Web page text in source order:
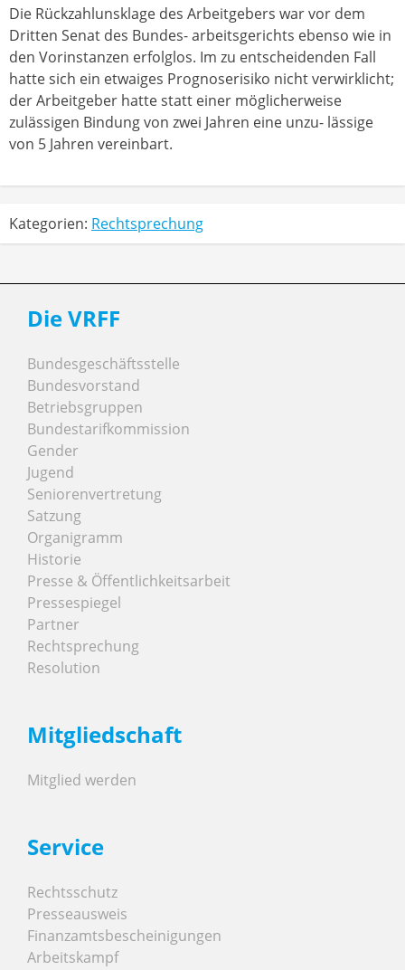
Die Rückzahlunsklage des Arbeitgebers war vor dem
Dritten Senat des Bundes- arbeitsgerichts ebenso wie in
den Vorinstanzen erfolglos. Im zu entscheidenden Fall
hatte sich ein etwaiges Prognoserisiko nicht verwirklicht;
der Arbeitgeber hatte statt einer möglicherweise
zulässigen Bindung von zwei Jahren eine unzu- lässige
von 5 Jahren vereinbart.
Kategorien: Rechtsprechung
Die VRFF
Bundesgeschäftsstelle
Bundesvorstand
Betriebsgruppen
Bundestarifkommission
Gender
Jugend
Seniorenvertretung
Satzung
Organigramm
Historie
Presse & Öffentlichkeitsarbeit
Pressespiegel
Partner
Rechtsprechung
Resolution
Mitgliedschaft
Mitglied werden
Service
Rechtsschutz
Presseausweis
Finanzamtsbescheinigungen
Arbeitskampf